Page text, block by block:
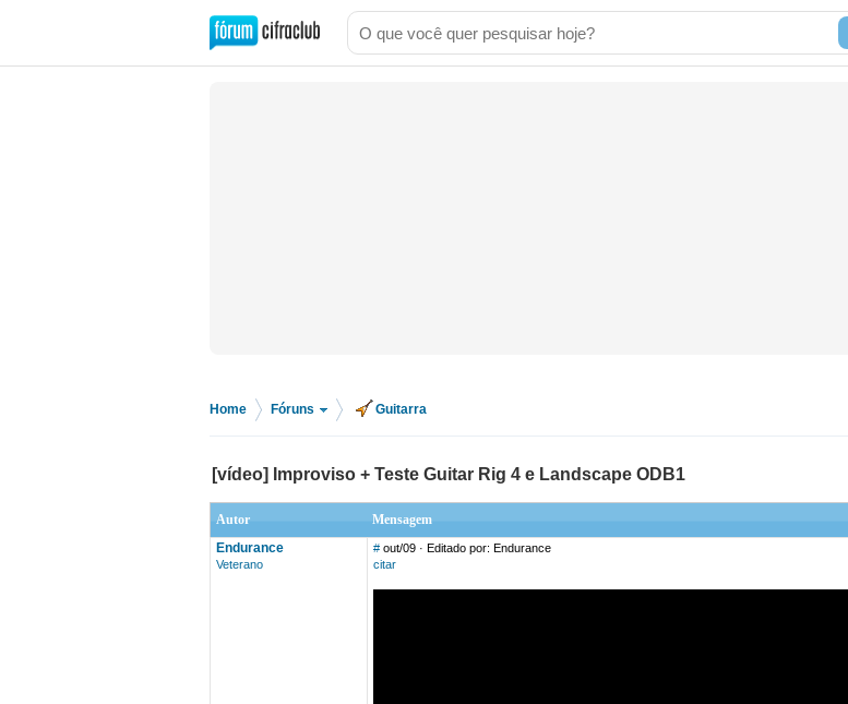
Home Fóruns Guitarra
[vídeo] Improviso + Teste Guitar Rig 4 e Landscape ODB1
Autor
Mensagem
Endurance
Veterano
# out/09 · Editado por: Endurance
citar